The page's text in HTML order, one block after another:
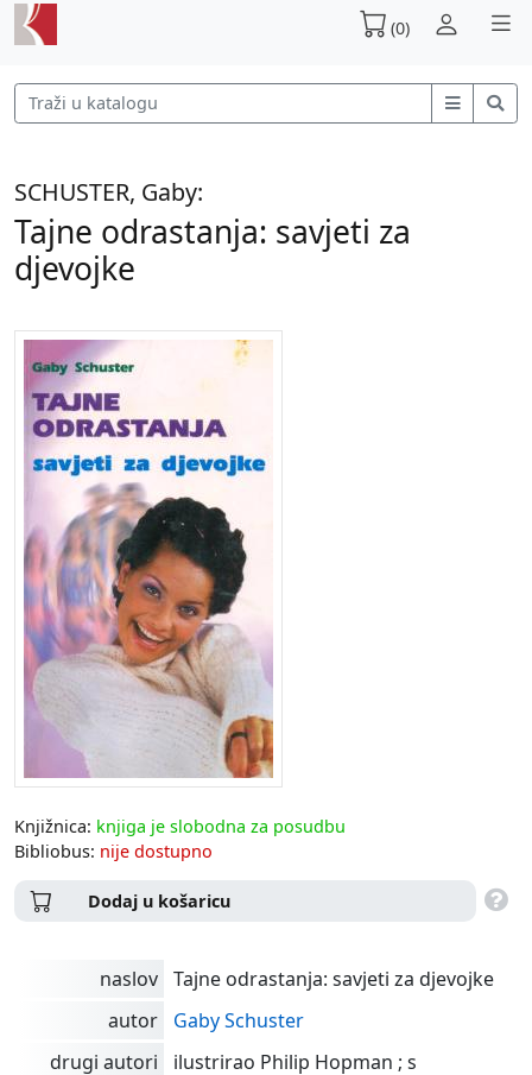
(0)
SCHUSTER, Gaby:
Tajne odrastanja: savjeti za
djevojke
Knjižnica: knjiga je slobodna za posudbu
Bibliobus: nije dostupno
Dodaj u košaricu
naslov Tajne odrastanja: savjeti za djevojke
autor
Gaby Schuster
drugi autori
ilustrirao Philip Hopman ; s